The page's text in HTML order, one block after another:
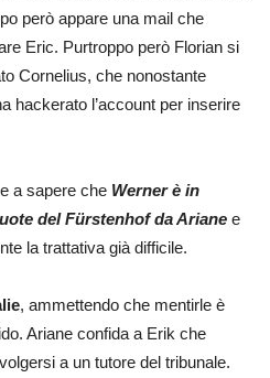
però appare una mail che
Eric. Purtroppo però Florian si
Cornelius, che nonostante
hackerato l’account per inserire
a sapere che Werner è in
del Fürstenhof da Ariane e
la trattativa già difficile.
, ammettendo che mentirle è
Ariane confida a Erik che
a un tutore del tribunale.